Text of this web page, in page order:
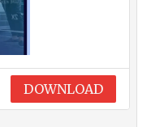
DOWNLOAD